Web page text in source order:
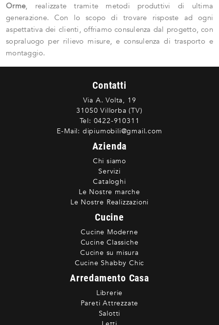
Orme, realizzate tramite metodi produttivi di ultima
generazione. Con lo scopo di trovare risposte ad ogni
aspettativa dei clienti, offriamo consulenza dal progetto, con
sopraluogo per rilievo misure, e consulenza di trasporto e
montaggio.
Contatti
Via A. Volta, 19
31050 Villorba (TV)
Tel: 0422-910311
E-Mail: dipiumobili@gmail.com
Azienda
Chi siamo
Servizi
Cataloghi
Le Nostre marche
Le Nostre Realizzazioni
Cucine
Cucine Moderne
Cucine Classiche
Cucine su misura
Cucine Shabby Chic
Arredamento Casa
Librerie
Pareti Attrezzate
Salotti